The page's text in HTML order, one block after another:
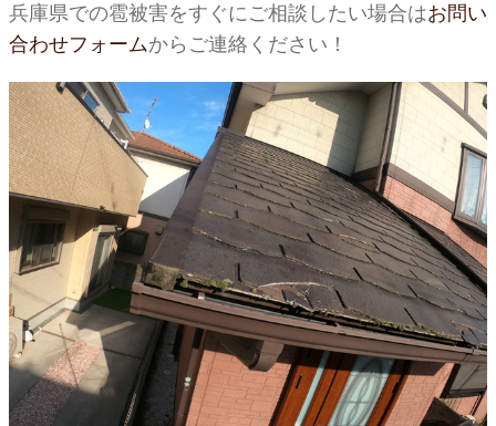
兵庫県での雹被害をすぐにご相談したい場合はお問い
合わせフォームからご連絡ください！